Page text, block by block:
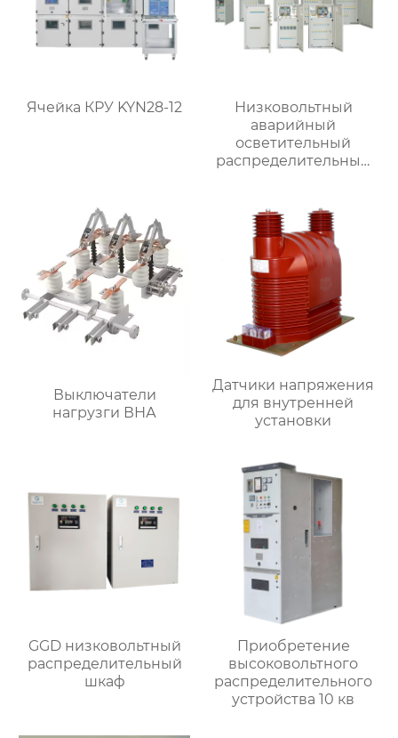
Ячейка КРУ KYN28-12
Низковольтный
аварийный
осветительный
распределительный
Выключатели
нагрузги ВНА
Датчики напряжения
для внутренней
установки
GGD низковольтный
распределительный
шкаф
Приобретение
высоковольтного
распределительного
устройства 10 кв